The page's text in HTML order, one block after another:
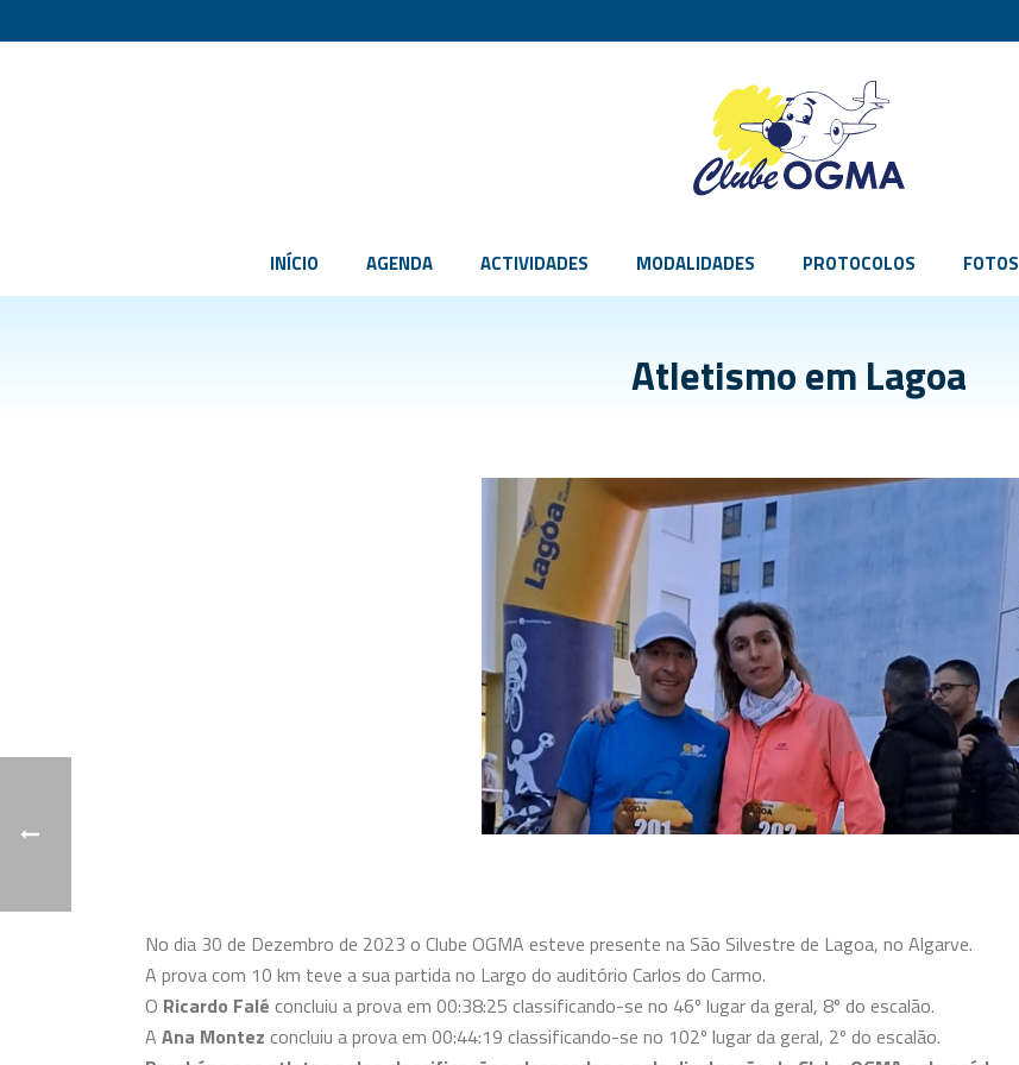
INÍCIO AGENDA ACTIVIDADES MODALIDADES PROTOCOLOS FOTOS
Atletismo em Lagoa
No dia 30 de Dezembro de 2023 o Clube OGMA esteve presente na São Silvestre de Lagoa, no Algarve.
A prova com 10 km teve a sua partida no Largo do auditório Carlos do Carmo.
O Ricardo Falé concluiu a prova em 00:38:25 classificando-se no 46º lugar da geral, 8º do escalão.
A Ana Montez concluiu a prova em 00:44:19 classificando-se no 102º lugar da geral, 2º do escalão.